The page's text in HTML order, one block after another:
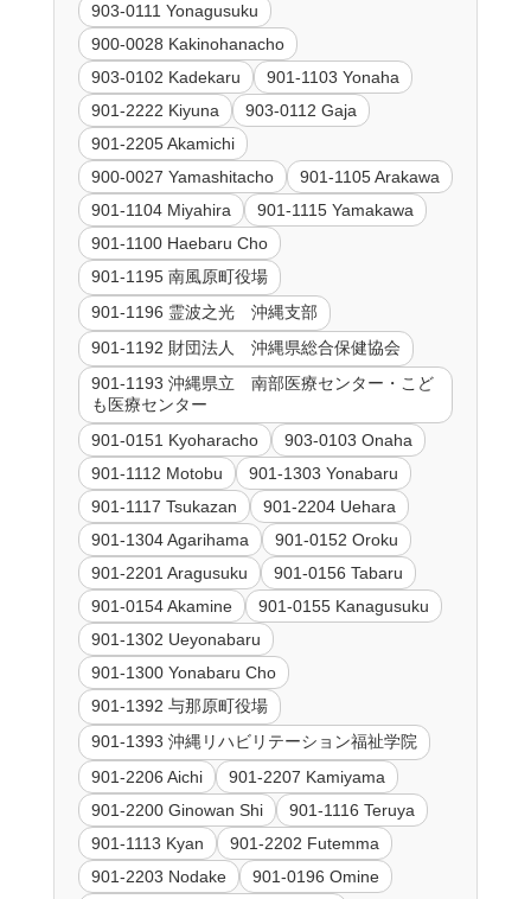
903-0111 Yonagusuku
900-0028 Kakinohanacho
903-0102 Kadekaru
901-1103 Yonaha
901-2222 Kiyuna
903-0112 Gaja
901-2205 Akamichi
900-0027 Yamashitacho
901-1105 Arakawa
901-1104 Miyahira
901-1115 Yamakawa
901-1100 Haebaru Cho
901-1195 南風原町役場
901-1196 霊波之光 沖縄支部
901-1192 財団法人 沖縄県総合保健協会
901-1193 沖縄県立 南部医療センター・こど
も医療センター
901-0151 Kyoharacho
903-0103 Onaha
901-1112 Motobu
901-1303 Yonabaru
901-1117 Tsukazan
901-2204 Uehara
901-1304 Agarihama
901-0152 Oroku
901-2201 Aragusuku
901-0156 Tabaru
901-0154 Akamine
901-0155 Kanagusuku
901-1302 Ueyonabaru
901-1300 Yonabaru Cho
901-1392 与那原町役場
901-1393 沖縄リハビリテーション福祉学院
901-2206 Aichi
901-2207 Kamiyama
901-2200 Ginowan Shi
901-1116 Teruya
901-1113 Kyan
901-2202 Futemma
901-2203 Nodake
901-0196 Omine